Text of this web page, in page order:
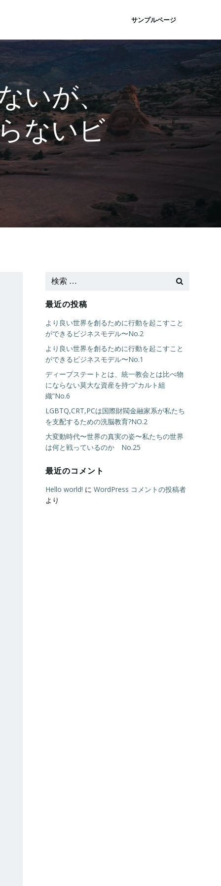
サンプルページ
いが、
ないビ
最近の投稿
より良い世界を創るために行動を起こすこと
ができるビジネスモデル〜No.2
より良い世界を創るために行動を起こすこと
ができるビジネスモデル〜No.1
ディープステートとは、統一教会とは比べ物
にならない莫大な資産を持つ”カルト組
織”No.6
LGBTQ,CRT,PCは国際財閥金融家系が私たち
を支配するための洗脳教育?NO.2
大変動時代〜世界の真実の姿〜私たちの世界
は何と戦っているのか No.25
最近のコメント
Hello world! に WordPress コメントの投稿者
より